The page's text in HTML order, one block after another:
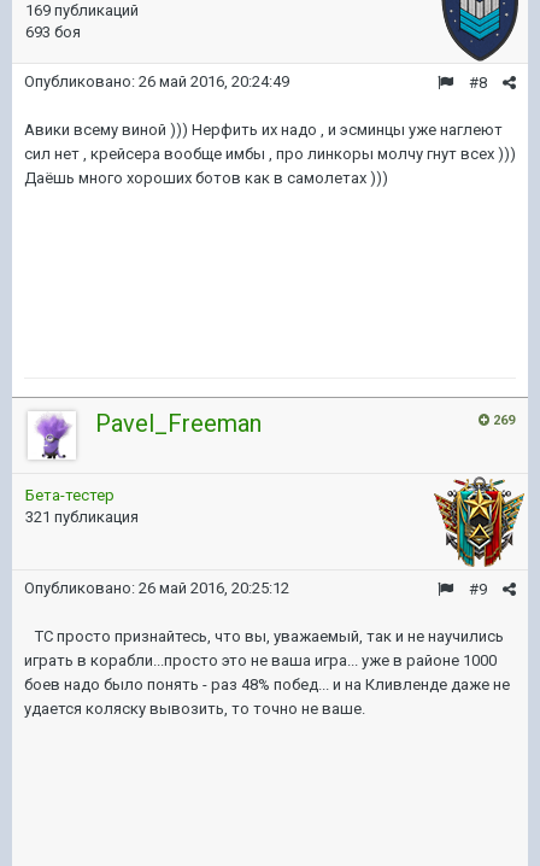
169 публикаций
693 боя
#8
Опубликовано: 26 май 2016, 20:24:49
Авики всему виной ))) Нерфить их надо , и эсминцы уже наглеют
сил нет , крейсера вообще имбы , про линкоры молчу гнут всех )))
Даёшь много хороших ботов как в самолетах )))
269
Pavel_Freeman
Бета-тестер
321 публикация
#9
Опубликовано: 26 май 2016, 20:25:12
ТС просто признайтесь, что вы, уважаемый, так и не научились
играть в корабли...просто это не ваша игра... уже в районе 1000
боев надо было понять - раз 48% побед... и на Кливленде даже не
удается коляску вывозить, то точно не ваше.